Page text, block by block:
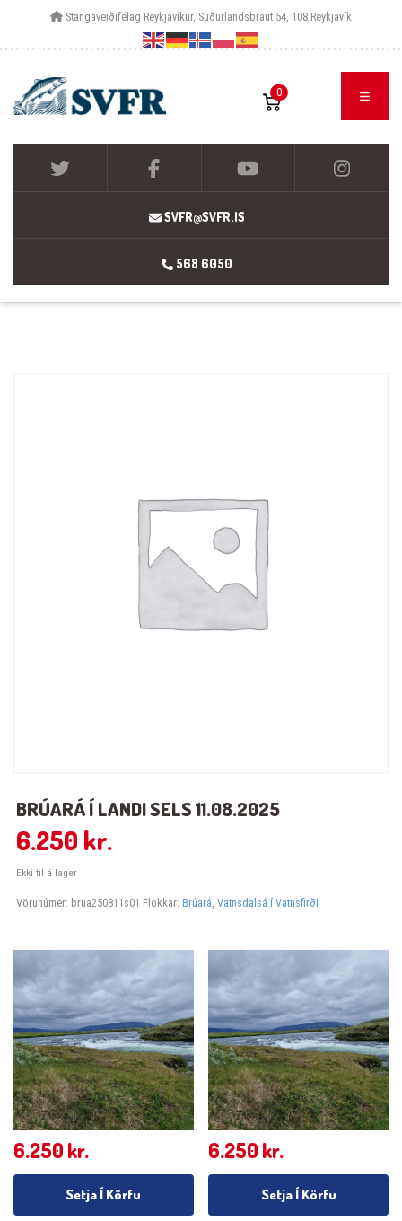
Stangaveiðifélag Reykjavíkur, Suðurlandsbraut 54, 108 Reykjavík
0
SVFR@SVFR.IS
568 6050
BRÚARÁ Í LANDI SELS 11.08.2025
6.250 kr.
Ekki til á lager
Vörunúmer: brua250811s01 Flokkar: Brúará, Vatnsdalsá í Vatnsfirði
6.250 kr.
Setja Í Körfu
6.250 kr.
Setja Í Körfu